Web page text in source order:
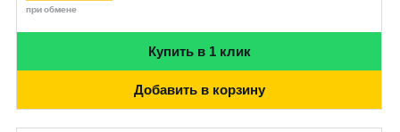
при обмене
Купить в 1 клик
Добавить в корзину